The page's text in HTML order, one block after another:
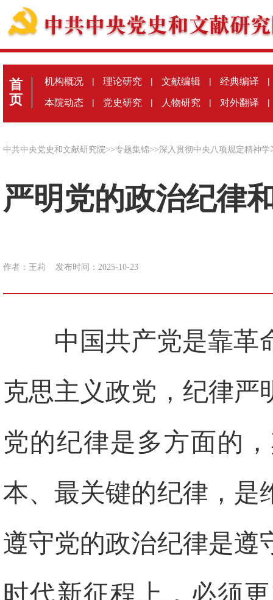
首
页
机构概况 | 理论研究 | 文献编辑 | 经典编译 |
本院动态 | 党史研究 | 人物研究 | 对外翻译 |
中共中央党史和文献研究院>>专题集锦>>深入贯彻中央八项规定精神学
严明党的政治纪律
作者：王莉 发布时间：2025-10-23
中国共产党是靠革
克思主义政党，纪律严
党的纪律是多方面的
本、最关键的纪律，是
遵守党的政治纪律是遵
时代新征程上，必须